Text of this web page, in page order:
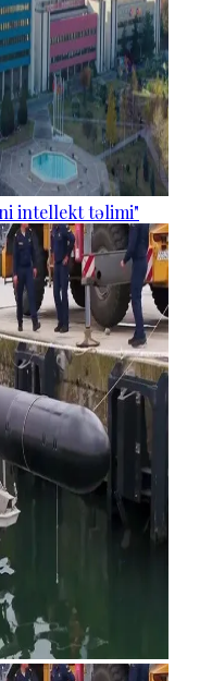
intellekt təlimi"